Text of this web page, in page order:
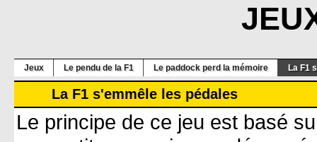
Jeux Le pendu de la F1 Le paddock perd la mémoire La F1
La F1 s'emmêle les pédales
Le principe de ce jeu est basé